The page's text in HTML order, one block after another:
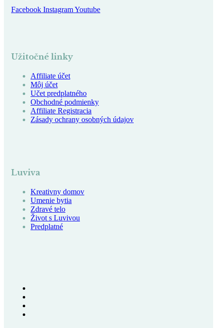
Facebook InstagramYoutube
Užitočné linky
Affiliate účet
Môj účet
Učet predplatného
Obchodné podmienky
Affiliate Registracia
Zásady ochrany osobných údajov
Luviva
Kreativny domov
Umenie bytia
Zdravé telo
Život s Luvivou
Predplatné